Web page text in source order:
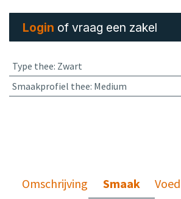
Login of vraag een zakel
Type thee: Zwart
Smaakprofiel thee: Medium
Omschrijving Smaak